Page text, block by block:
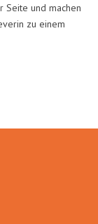
Seite und machen
zu einem